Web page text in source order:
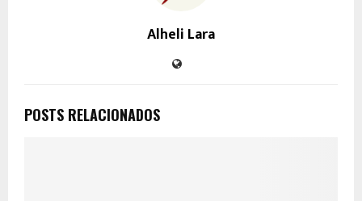
Alheli Lara
POSTS RELACIONADOS